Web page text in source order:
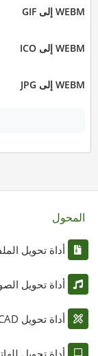
WEBM إلى GIF
WEBM إلى ICO
WEBM إلى JPG
المحول
أداة تحويل
أداة تحويل
أداة تحويل CAD